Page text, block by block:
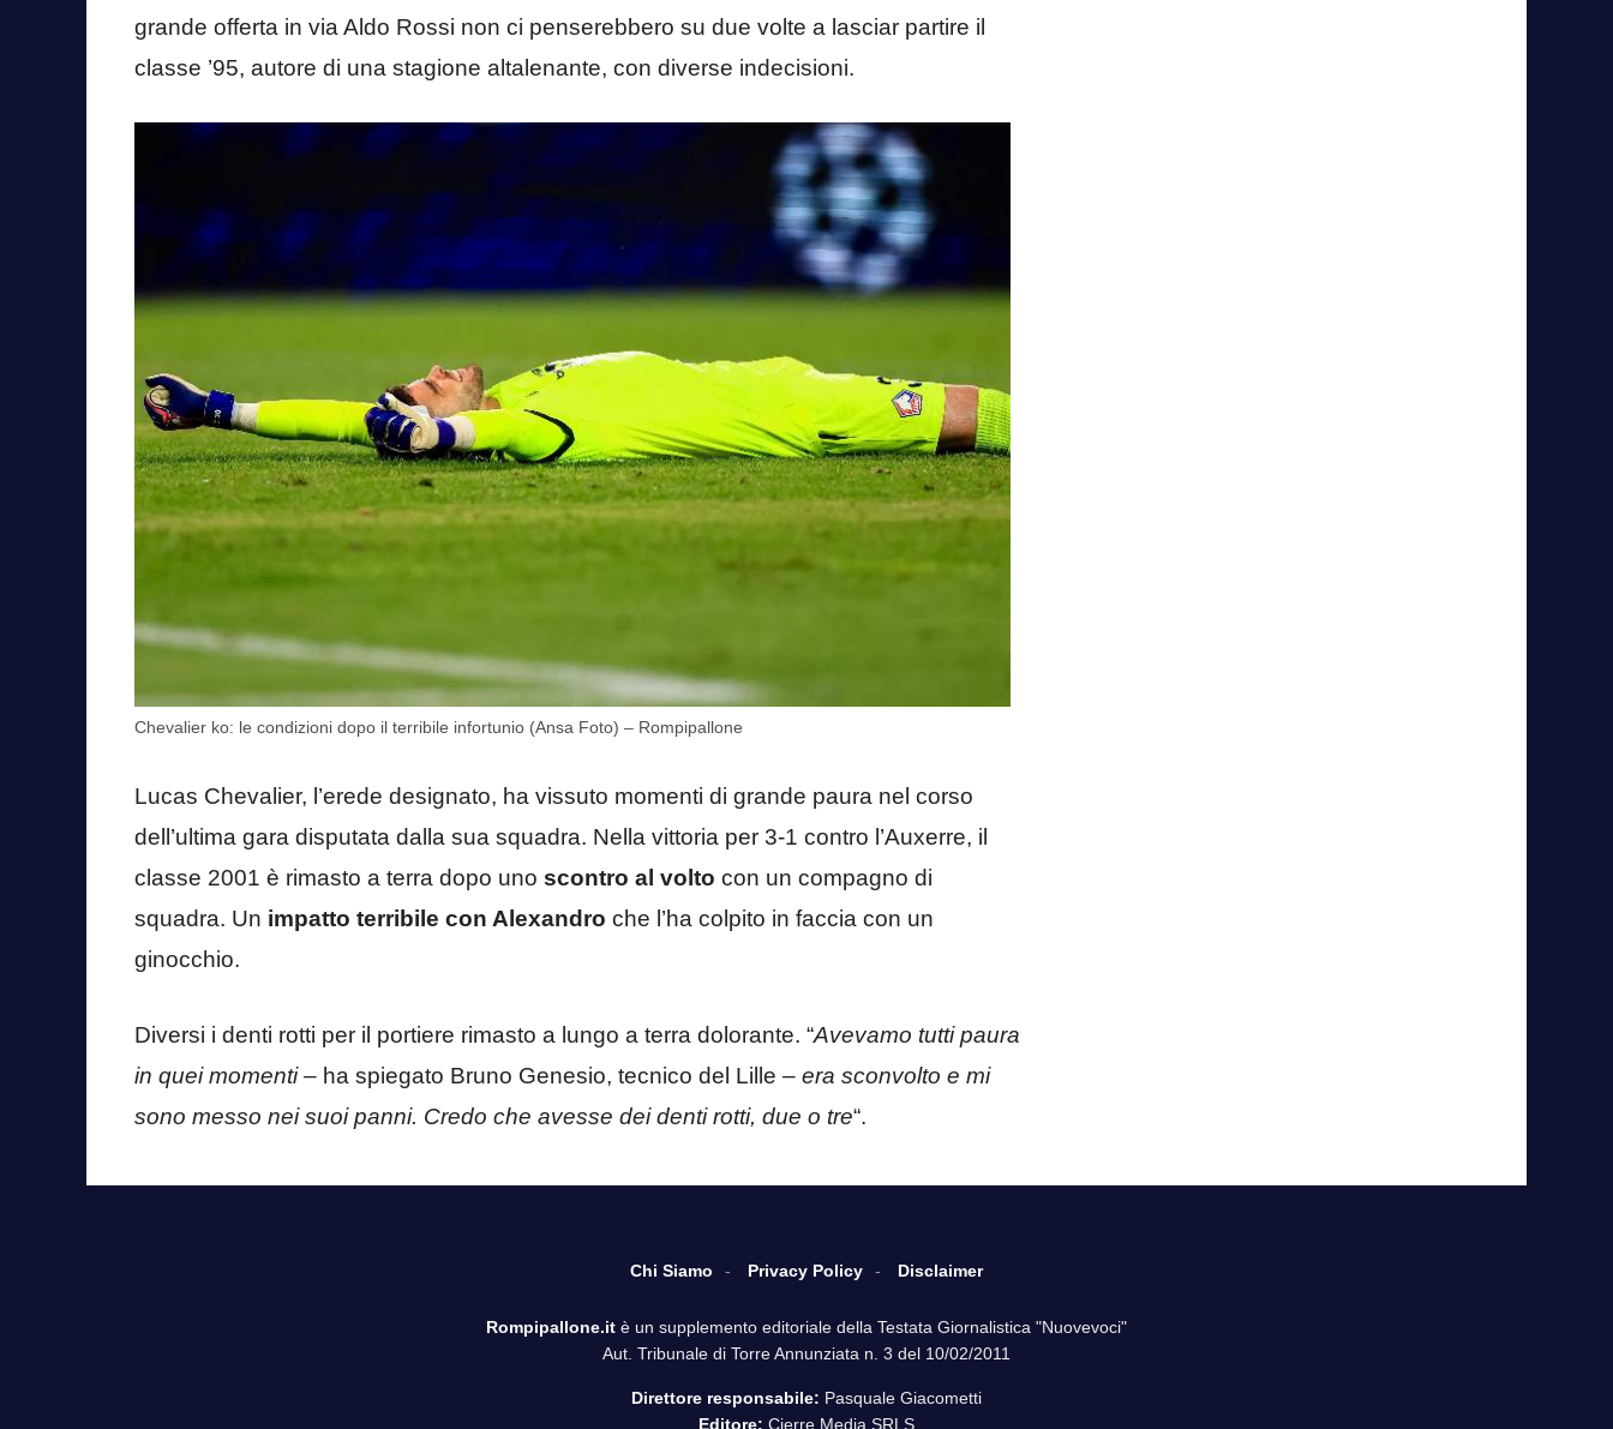
grande offerta in via Aldo Rossi non ci penserebbero su due volte a lasciar partire il
classe ’95, autore di una stagione altalenante, con diverse indecisioni.
Chevalier ko: le condizioni dopo il terribile infortunio (Ansa Foto) – Rompipallone
Lucas Chevalier, l’erede designato, ha vissuto momenti di grande paura nel corso
dell’ultima gara disputata dalla sua squadra. Nella vittoria per 3-1 contro l’Auxerre, il
classe 2001 è rimasto a terra dopo uno scontro al volto con un compagno di
squadra. Un impatto terribile con Alexandro che l’ha colpito in faccia con un
ginocchio.
Diversi i denti rotti per il portiere rimasto a lungo a terra dolorante. “Avevamo tutti paura
in quei momenti– ha spiegato Bruno Genesio, tecnico del Lille – era sconvolto e mi
sono messo nei suoi panni. Credo che avesse dei denti rotti, due o tre“.
Chi Siamo Privacy Policy Disclaimer
Rompipallone.it è un supplemento editoriale della Testata Giornalistica "Nuovevoci"
Aut. Tribunale di Torre Annunziata n. 3 del 10/02/2011
Direttore responsabile: Pasquale Giacometti
Editore: Cierre Media SRLS